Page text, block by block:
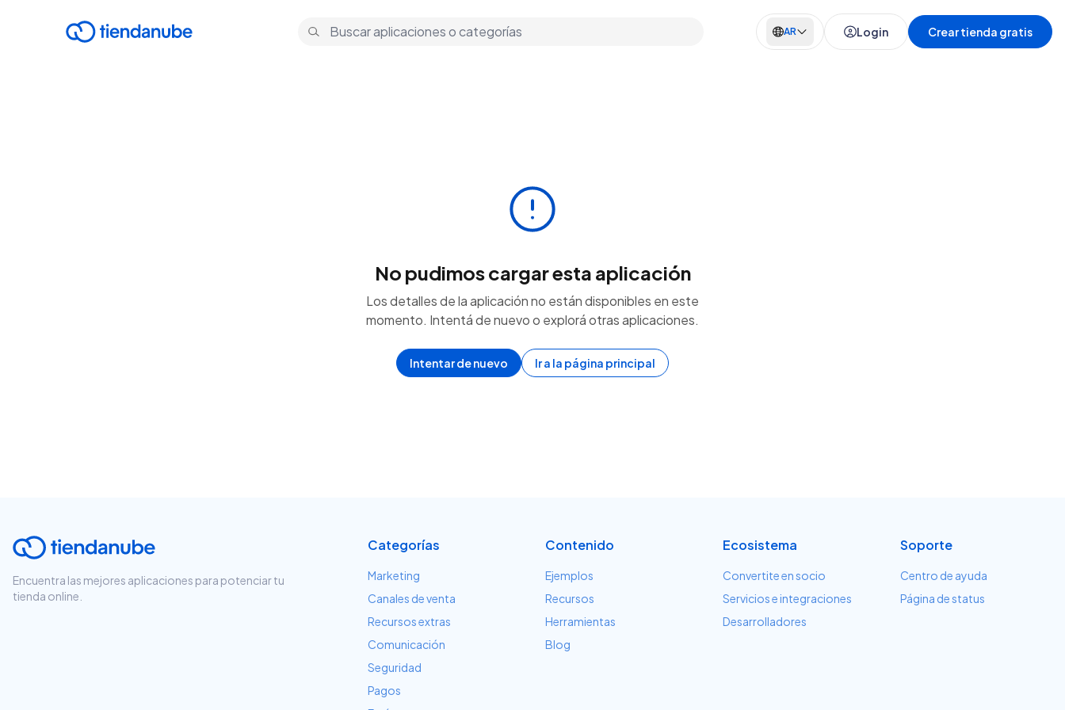
AR Login Crear tienda gratis
No pudimos cargar esta aplicación
Los detalles de la aplicación no están disponibles en este
momento. Intentá de nuevo o explorá otras aplicaciones.
Intentar de nuevo Ir a la página principal
Encuentra las mejores aplicaciones para potenciar tu
tienda online.
Categorías
Marketing
Canales de venta
Recursos extras
Comunicación
Seguridad
Pagos
Contenido
Ejemplos
Recursos
Herramientas
Blog
Ecosistema
Convertite en socio
Servicios e integraciones
Desarrolladores
Soporte
Centro de ayuda
Página de status